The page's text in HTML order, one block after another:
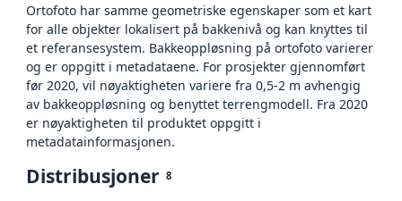
Ortofoto har samme geometriske egenskaper som et kart
for alle objekter lokalisert på bakkenivå og kan knyttes til
et referansesystem. Bakkeoppløsning på ortofoto varierer
og er oppgitt i metadataene. For prosjekter gjennomført
før 2020, vil nøyaktigheten variere fra 0,5-2 m avhengig
av bakkeoppløsning og benyttet terrengmodell. Fra 2020
er nøyaktigheten til produktet oppgitt i
metadatainformasjonen.
Distribusjoner 8